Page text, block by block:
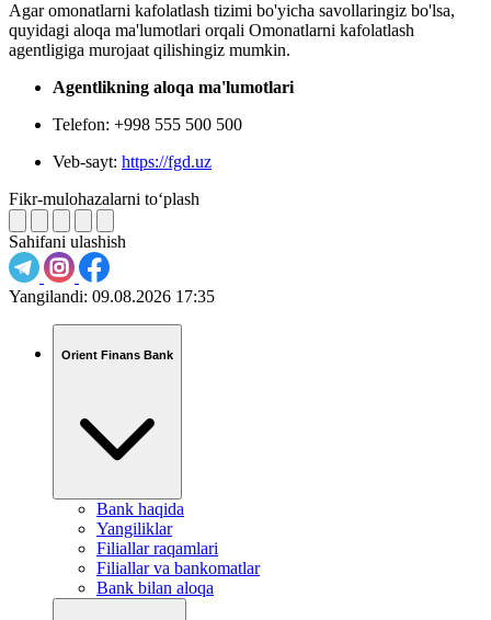
Agar omonatlarni kafolatlash tizimi bo'yicha savollaringiz bo'lsa,
quyidagi aloqa ma'lumotlari orqali Omonatlarni kafolatlash
agentligiga murojaat qilishingiz mumkin.
Agentlikning aloqa ma'lumotlari
Telefon: +998 555 500 500
Veb-sayt: https://fgd.uz
Fikr-mulohazalarni to‘plash
Sahifani ulashish
Yangilandi: 09.08.2026 17:35
Orient Finans Bank
Bank haqida
Yangiliklar
Filiallar raqamlari
Filiallar va bankomatlar
Bank bilan aloqa